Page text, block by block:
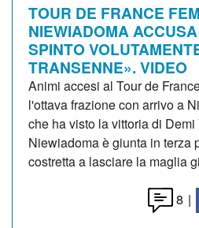
TOUR DE FRANCE
NIEWIADOMA
SPINTO
TRANSENNE». VIDEO
Animi accesi al Tour de
l'ottava frazione con arrivo a
che ha visto la vittoria di
Niewiadoma è giunta in terza
costretta a lasciare la maglia
8 |